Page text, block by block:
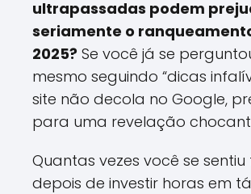
ultrapassadas podem
seriamente o
2025? Se você já se
mesmo seguindo “dicas
site não decola no Google,
para uma revelação
Quantas vezes você se
depois de investir horas em